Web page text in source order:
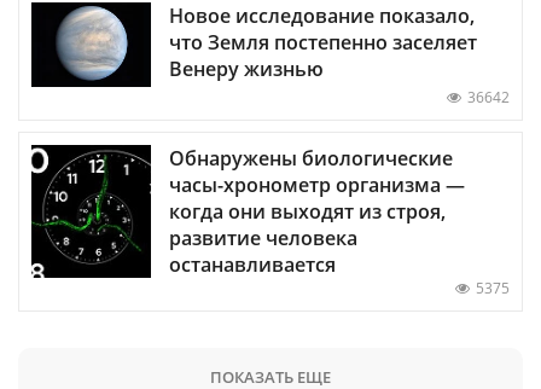
Новое исследование показало,
что Земля постепенно заселяет
Венеру жизнью
36642
Обнаружены биологические
часы-хронометр организма —
когда они выходят из строя,
развитие человека
останавливается
5375
ПОКАЗАТЬ ЕЩЕ